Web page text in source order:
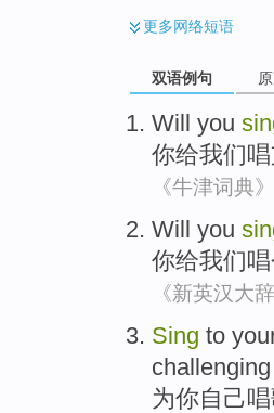
更多网络短语
双语例句
Will you
你给我们唱
《牛津词典》
Will you
你给我们唱
《新英汉大辞
Sing to
challenging
为你自己